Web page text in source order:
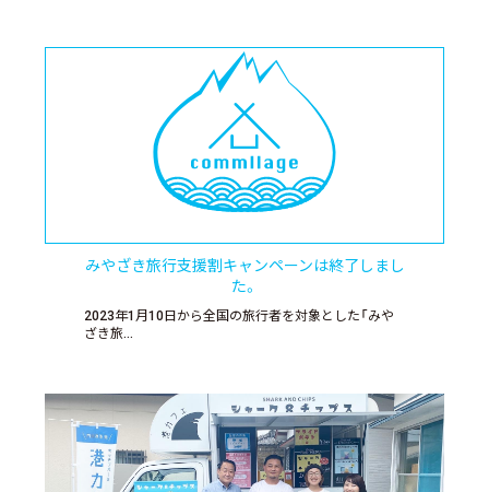
みやざき旅行支援割キャンペーンは終了しまし
た。
2023年1月10日から全国の旅行者を対象とした「みや
ざき旅…